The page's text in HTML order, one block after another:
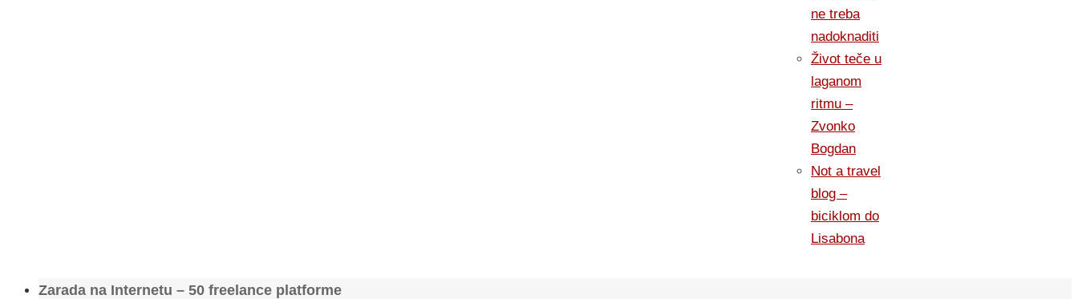
ne treba
nadoknaditi
Život teče u
laganom
ritmu –
Zvonko
Bogdan
Not a travel
blog –
biciklom do
Lisabona
Zarada na Internetu – 50 freelance platforme